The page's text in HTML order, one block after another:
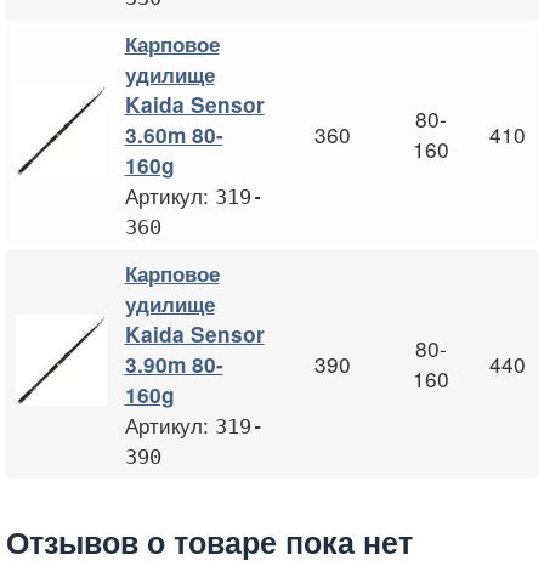
Карповое
удилище
Kaida Sensor
3.60m 80-
160g
Артикул: 319-
360
360
80-
160
410
Карповое
удилище
Kaida Sensor
3.90m 80-
160g
Артикул: 319-
390
390
80-
160
440
Отзывов о товаре пока нет